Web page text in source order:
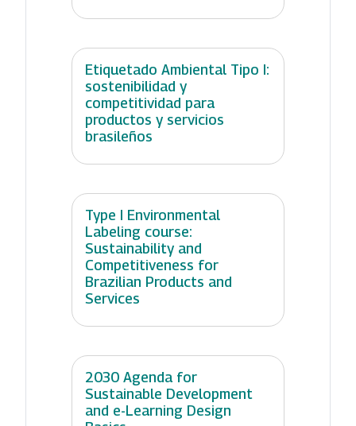
Etiquetado Ambiental Tipo I:
sostenibilidad y
competitividad para
productos y servicios
brasileños
Type I Environmental
Labeling course:
Sustainability and
Competitiveness for
Brazilian Products and
Services
2030 Agenda for
Sustainable Development
and e-Learning Design